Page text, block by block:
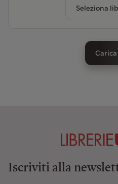
Seleziona
Iscriviti alla